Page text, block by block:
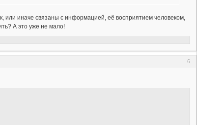
или иначе связаны с информацией, её восприятием человеком,
А это уже не мало!
6